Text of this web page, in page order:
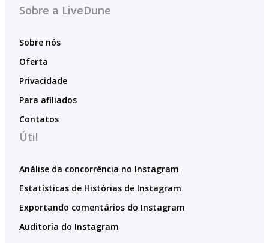
Sobre a LiveDune
Sobre nós
Oferta
Privacidade
Para afiliados
Contatos
Útil
Análise da concorrência no Instagram
Estatísticas de Histórias de Instagram
Exportando comentários do Instagram
Auditoria do Instagram